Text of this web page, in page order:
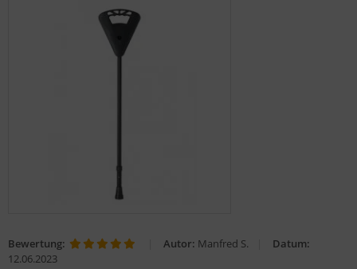
Bewertung: Autor: Manfred S.
Datum:
12.06.2023